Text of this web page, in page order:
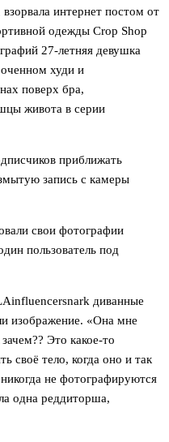
интернет постом от
одежды Crop Shop
27-летняя девушка
худи и
поверх бра,
живота в серии
приближать
запись с камеры
свои фотографии
пользователь под
диванные
изображение. «Она мне
Это какое-то
своё тело, когда оно и так
не фотографируются
одна реддиторша,